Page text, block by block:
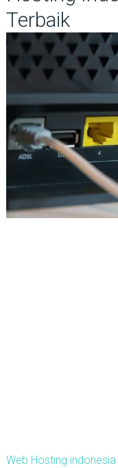
Terbaik
Web Hosting indonesia